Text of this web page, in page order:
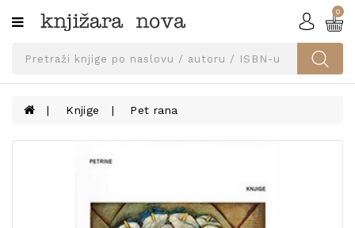
Kategorije
SVEUČILIŠNA
UDŽBENICI
KNJIGE
0
Knjige Pet rana